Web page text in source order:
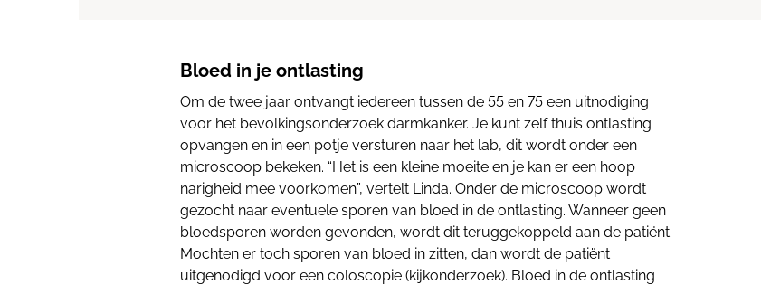
Bloed in je ontlasting
Om de twee jaar ontvangt iedereen tussen de 55 en 75 een uitnodiging
voor het bevolkingsonderzoek darmkanker. Je kunt zelf thuis ontlasting
opvangen en in een potje versturen naar het lab, dit wordt onder een
microscoop bekeken. “Het is een kleine moeite en je kan er een hoop
narigheid mee voorkomen”, vertelt Linda. Onder de microscoop wordt
gezocht naar eventuele sporen van bloed in de ontlasting. Wanneer geen
bloedsporen worden gevonden, wordt dit teruggekoppeld aan de patiënt.
Mochten er toch sporen van bloed in zitten, dan wordt de patiënt
uitgenodigd voor een coloscopie (kijkonderzoek). Bloed in de ontlasting